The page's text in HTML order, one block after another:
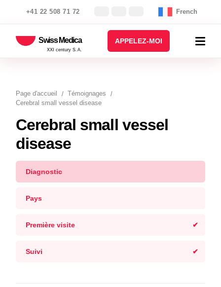
+41 22 508 71 72 French
Swiss Medica
XXI century S.A.
APPELEZ-MOI
Page d′accueil
Témoignages
Cerebral small vessel disease
Cerebral small vessel
disease
Diagnostic
Pays
Première visite
Suivi